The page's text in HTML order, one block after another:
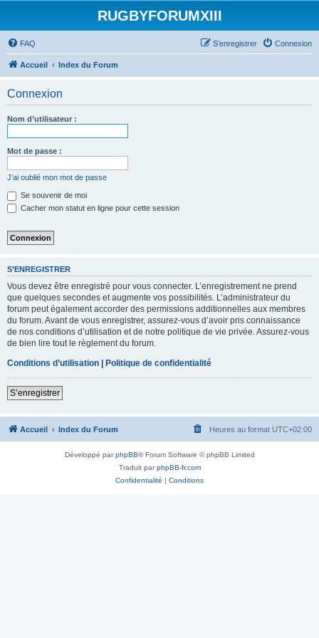
RUGBYFORUMXIII
FAQ Connexion
S’enregistrer
Accueil Index du Forum
Connexion
Nom d’utilisateur :
Mot de passe :
J’ai oublié mon mot de passe
Se souvenir de moi
Cacher mon statut en ligne pour cette session
S’ENREGISTRER
Vous devez être enregistré pour vous connecter. L’enregistrement ne prend
que quelques secondes et augmente vos possibilités. L’administrateur du
forum peut également accorder des permissions additionnelles aux membres
du forum. Avant de vous enregistrer, assurez-vous d’avoir pris connaissance
de nos conditions d’utilisation et de notre politique de vie privée. Assurez-vous
de bien lire tout le règlement du forum.
Conditions d’utilisation | Politique de confidentialité
S’enregistrer
Accueil Index du Forum Heures au format UTC+02:00
Développé parphpBB® Forum Software © phpBB Limited
Traduit parphpBB-fr.com
Confidentialité | Conditions